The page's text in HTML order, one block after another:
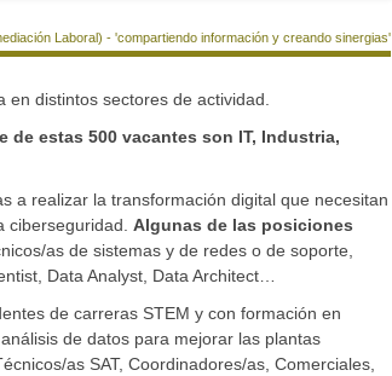
Laboral) - 'compartiendo información y creando sinergias'
en distintos sectores de actividad.
estas 500 vacantes son IT, Industria,
a realizar la transformación digital que necesitan
ciberseguridad. Algunas de las posiciones
as de sistemas y de redes o de soporte,
Data Analyst, Data Architect…
de carreras STEM y con formación en
de datos para mejorar las plantas
as SAT, Coordinadores/as, Comerciales,